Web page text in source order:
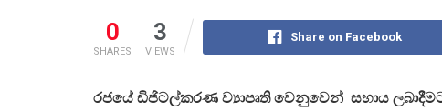
0
SHARES
3
VIEWS
Share on Facebook
රජයේ ඩිජිටල්කරණ ව්‍යාපෘති වෙනුවෙන් සහාය